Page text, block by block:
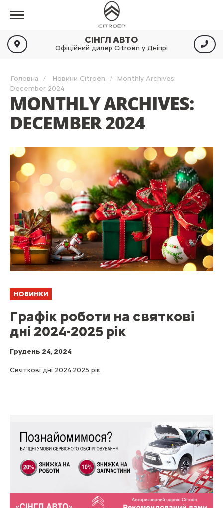
СІНГЛ АВТО
Офіційний дилер Citroën у Дніпрі
Головна Новини Citroën
Monthly Archives:
December 2024
MONTHLY ARCHIVES:
DECEMBER 2024
НОВИНКИ
Графік роботи на святкові
дні 2024-2025 рік
Грудень 24, 2024
Святкові дні 2024-2025 рік